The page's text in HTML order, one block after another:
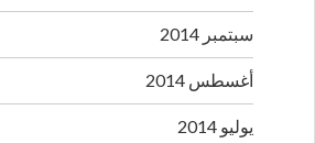
سبتمبر 2014
أغسطس 2014
يوليو 2014